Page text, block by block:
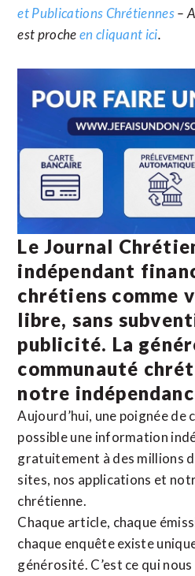
et Publications Chrétiennes–
est procheen cliquant ici.
Le Journal
indépendant
chrétiens comme
libre, sans
publicité. La
communauté
notre
Aujourd’hui, une poignée de
possible une information
gratuitement à des millions
sites, nos applications et
chrétienne.
Chaque article, chaque
chaque enquête existe
générosité. C’est ce qui